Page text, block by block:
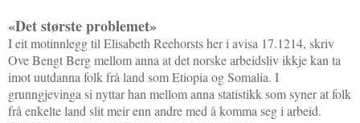
«Det største problemet»
I eit motinnlegg til Elisabeth Reehorsts her i avisa 17.1214, skriv
Ove Bengt Berg mellom anna at det norske arbeidsliv ikkje kan ta
imot uutdanna folk frå land som Etiopia og Somalia. I
grunngjevinga si nyttar han mellom anna statistikk som syner at folk
frå enkelte land slit meir enn andre med å komma seg i arbeid.